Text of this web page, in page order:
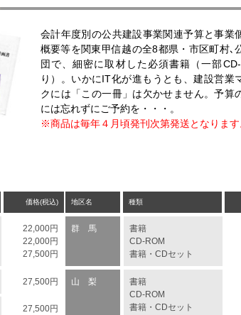
会計年度別の公共建設事業関連予算と事業
概要等を関東甲信越の全8都県・市区町村､
団で、細密に取材した必須書籍（一部
り）。いかにIT化が進もうとも、建設営業
クには「この一冊」は欠かせません。予算
には忘れずにご予約を・・・。
※商品は毎年４月頃発刊次第発送となります
価格(税込)
22,000円
22,000円
27,500円
27,500円
27,500円
地区名 種類
群 馬
書籍
CD-ROM
書籍・CDセット
山 梨
書籍
CD-ROM
書籍・CDセット